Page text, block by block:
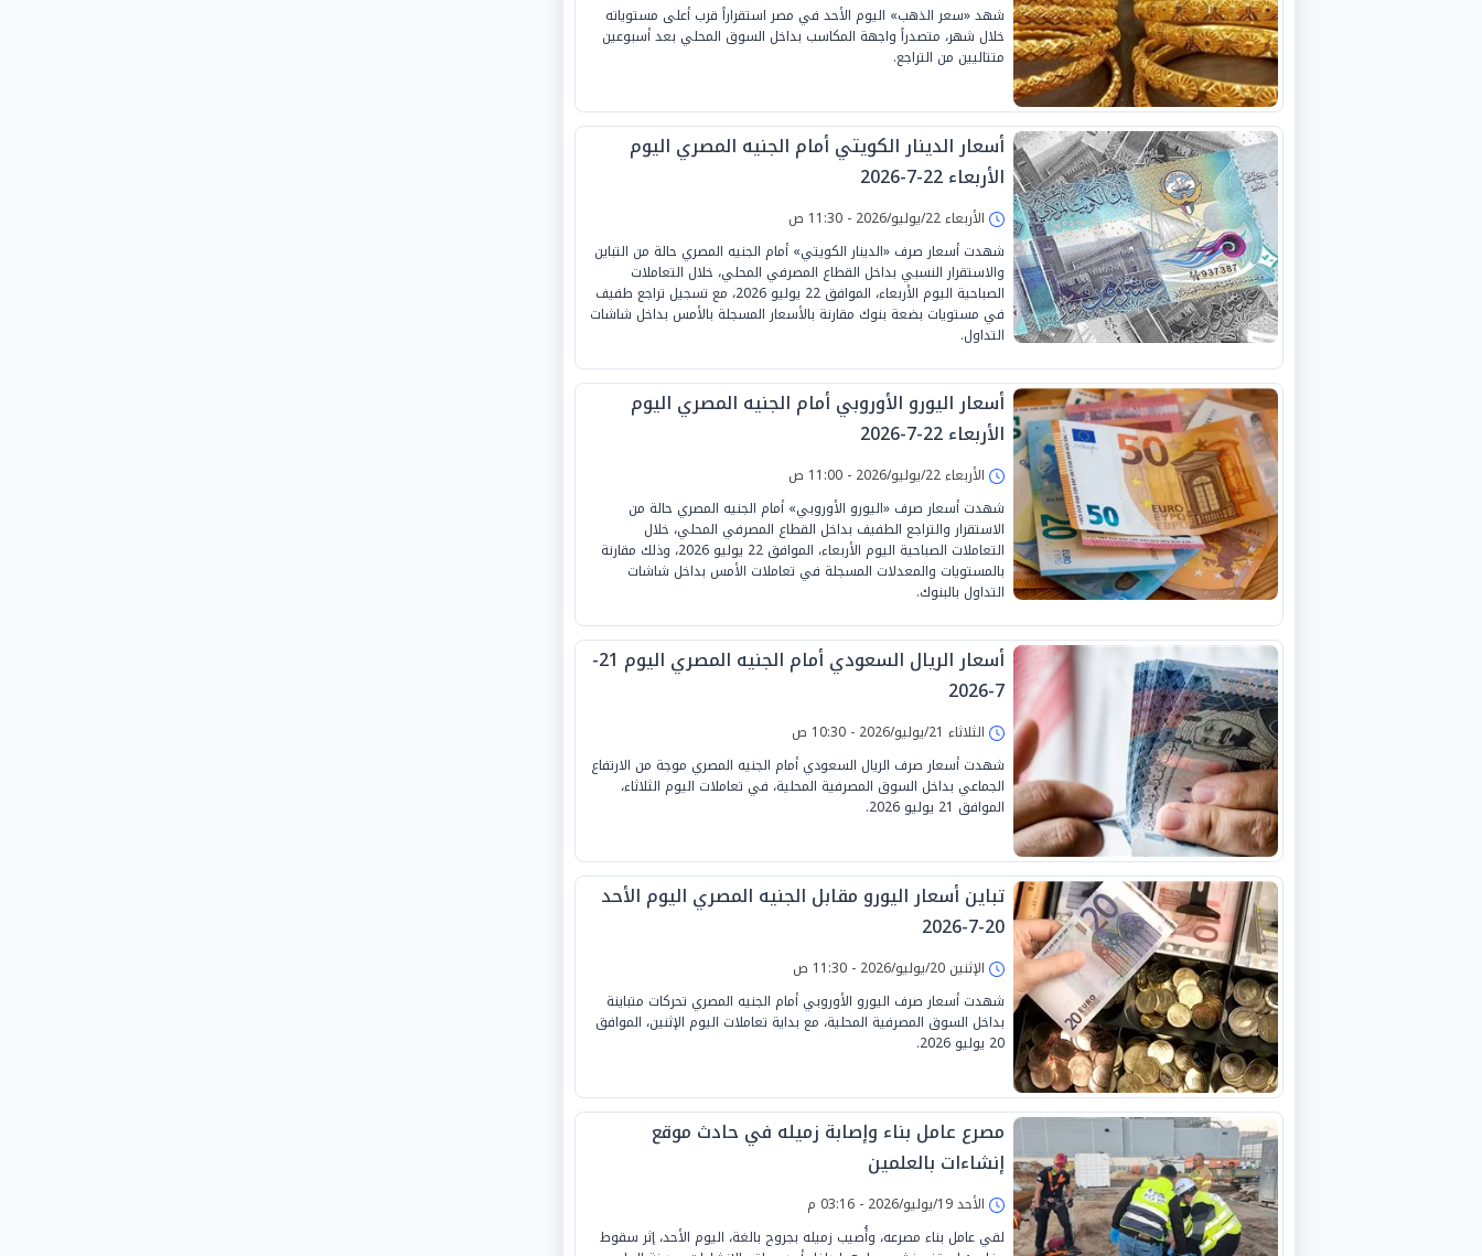
شهد «سعر الذهب» اليوم الأحد في مصر استقراراً قرب أعلى مستوياته
خلال شهر، متصدراً واجهة المكاسب بداخل السوق المحلي بعد أسبوعين
متتاليين من التراجع.
أسعار الدينار الكويتي أمام الجنيه المصري اليوم
الأربعاء 22-7-2026
الأربعاء 22/يوليو/2026 - 11:30 ص
شهدت أسعار صرف «الدينار الكويتي» أمام الجنيه المصري حالة من التباين
والاستقرار النسبي بداخل القطاع المصرفي المحلي، خلال التعاملات
الصباحية اليوم الأربعاء، الموافق 22 يوليو 2026، مع تسجيل تراجع طفيف
في مستويات بضعة بنوك مقارنة بالأسعار المسجلة بالأمس بداخل شاشات
التداول.
أسعار اليورو الأوروبي أمام الجنيه المصري اليوم
الأربعاء 22-7-2026
الأربعاء 22/يوليو/2026 - 11:00 ص
شهدت أسعار صرف «اليورو الأوروبي» أمام الجنيه المصري حالة من
الاستقرار والتراجع الطفيف بداخل القطاع المصرفي المحلي، خلال
التعاملات الصباحية اليوم الأربعاء، الموافق 22 يوليو 2026، وذلك مقارنة
بالمستويات والمعدلات المسجلة في تعاملات الأمس بداخل شاشات
التداول بالبنوك.
أسعار الريال السعودي أمام الجنيه المصري اليوم 21-
7-2026
الثلاثاء 21/يوليو/2026 - 10:30 ص
شهدت أسعار صرف الريال السعودي أمام الجنيه المصري موجة من الارتفاع
الجماعي بداخل السوق المصرفية المحلية، في تعاملات اليوم الثلاثاء،
الموافق 21 يوليو 2026.
تباين أسعار اليورو مقابل الجنيه المصري اليوم الأحد
20-7-2026
الإثنين 20/يوليو/2026 - 11:30 ص
شهدت أسعار صرف اليورو الأوروبي أمام الجنيه المصري تحركات متباينة
بداخل السوق المصرفية المحلية، مع بداية تعاملات اليوم الإثنين، الموافق
20 يوليو 2026.
مصرع عامل بناء وإصابة زميله في حادث موقع
إنشاءات بالعلمين
الأحد 19/يوليو/2026 - 03:16 م
لقي عامل بناء مصرعه، وأُصيب زميله بجروح بالغة، اليوم الأحد، إثر سقوط